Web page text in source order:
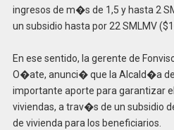
ingresos de m�s de 1,5 y hasta 2
un subsidio hasta por 22 SMLMV
En ese sentido, la gerente de
O�ate, anunci� que la Alcald�a
importante aporte para garantizar
viviendas, a trav�s de un subsidio
de vivienda para los beneficiarios.